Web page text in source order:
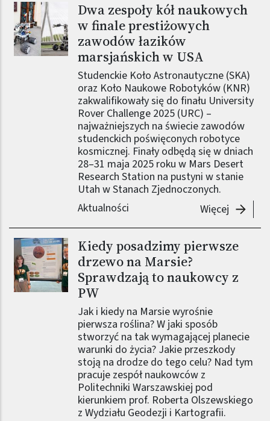
Obraz (old)
Dwa zespoły kół naukowych
w finale prestiżowych
zawodów łazików
marsjańskich w USA
Studenckie Koło Astronautyczne (SKA)
oraz Koło Naukowe Robotyków (KNR)
zakwalifikowały się do finału University
Rover Challenge 2025 (URC) –
najważniejszych na świecie zawodów
studenckich poświęconych robotyce
kosmicznej. Finały odbędą się w dniach
28–31 maja 2025 roku w Mars Desert
Research Station na pustyni w stanie
Utah w Stanach Zjednoczonych.
Aktualności
Więcej Dwa
Kiedy posadzimy pierwsze
drzewo na Marsie?
Sprawdzają to naukowcy z
PW
Jak i kiedy na Marsie wyrośnie
pierwsza roślina? W jaki sposób
stworzyć na tak wymagającej planecie
warunki do życia? Jakie przeszkody
stoją na drodze do tego celu? Nad tym
pracuje zespół naukowców z
Politechniki Warszawskiej pod
kierunkiem prof. Roberta Olszewskiego
z Wydziału Geodezji i Kartografii.